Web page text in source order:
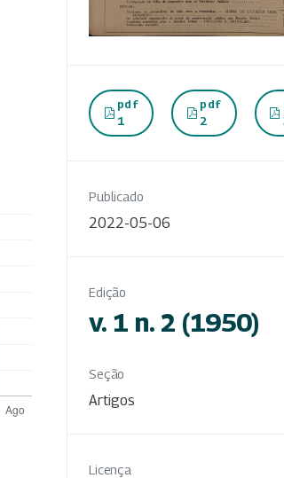
pdf
1
pdf
2
Publicado
2022-05-06
Edição
v. 1 n. 2 (1950)
Seção
Artigos
Licença